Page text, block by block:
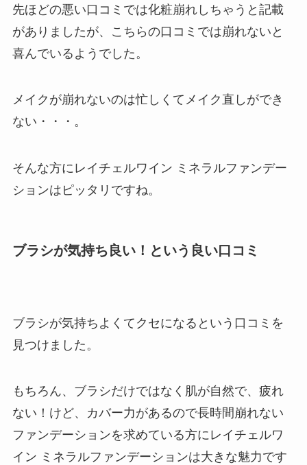
先ほどの悪い口コミでは化粧崩れしちゃうと記載
がありましたが、こちらの口コミでは崩れないと
喜んでいるようでした。
メイクが崩れないのは忙しくてメイク直しができ
ない・・・。
そんな方にレイチェルワイン ミネラルファンデー
ションはピッタリですね。
ブラシが気持ち良い！という良い口コミ
ブラシが気持ちよくてクセになるという口コミを
見つけました。
もちろん、ブラシだけではなく肌が自然で、疲れ
ない！けど、カバー力があるので長時間崩れない
ファンデーションを求めている方にレイチェルワ
イン ミネラルファンデーションは大きな魅力です